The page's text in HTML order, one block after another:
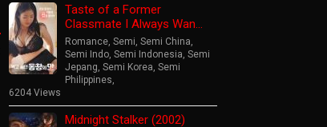
Taste of a Former
Classmate I Always Wan…
Romance Semi Semi China
Semi Indo Semi Indonesia Semi
Jepang Semi Korea Semi
Philippines
6204 Views
Midnight Stalker (2002)